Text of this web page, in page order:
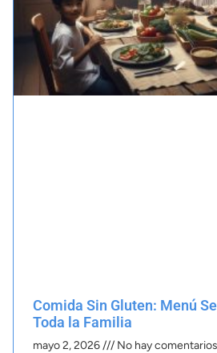
Comida Sin Gluten: Menú
Toda la Familia
mayo 2, 2026 No hay comentarios